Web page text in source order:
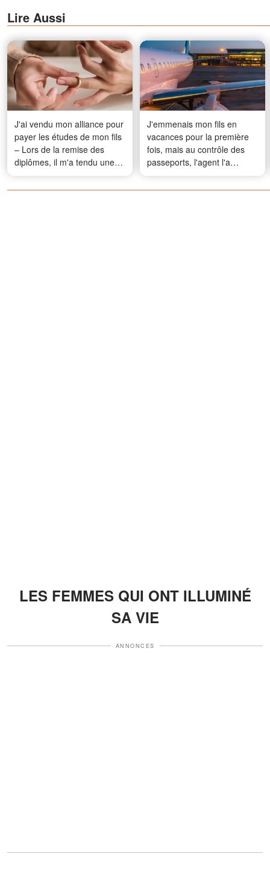
Lire Aussi
J'ai vendu mon alliance pour
payer les études de mon fils
– Lors de la remise des
diplômes, il m'a tendu une
lettre que j'avais peur
d'ouvrir
J'emmenais mon fils en
vacances pour la première
fois, mais au contrôle des
passeports, l'agent l'a
regardé et m'a dit : «
Madame, je ne peux pas
LES FEMMES QUI ONT ILLUMINÉ
SA VIE
ANNONCES